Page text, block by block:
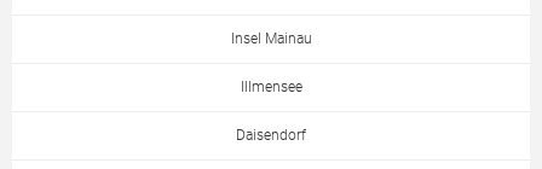
Insel Mainau
Illmensee
Daisendorf